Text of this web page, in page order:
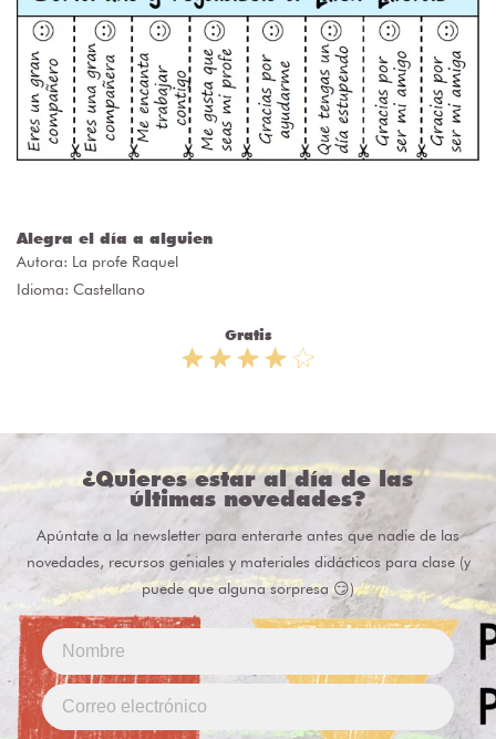
Alegra el día a alguien
Autora: La profe Raquel
Idioma: Castellano
Gratis
¿Quieres estar al día de las
últimas novedades?
Apúntate a la newsletter para enterarte antes que nadie de las
novedades, recursos geniales y materiales didácticos para clase (y
puede que alguna sorpresa 😏)